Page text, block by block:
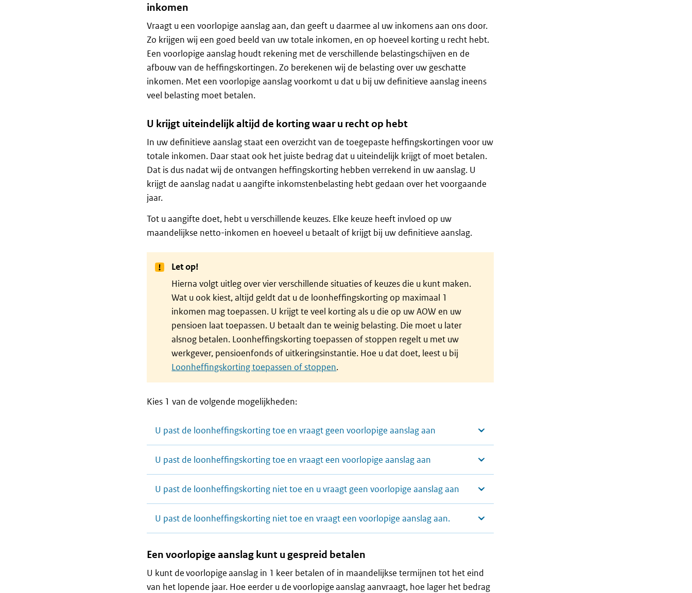
inkomen
Vraagt u een voorlopige aanslag aan, dan geeft u daarmee al uw inkomens aan ons door.
Zo krijgen wij een goed beeld van uw totale inkomen, en op hoeveel korting u recht hebt.
Een voorlopige aanslag houdt rekening met de verschillende belastingschijven en de
afbouw van de heffingskortingen. Zo berekenen wij de belasting over uw geschatte
inkomen. Met een voorlopige aanslag voorkomt u dat u bij uw definitieve aanslag ineens
veel belasting moet betalen.
U krijgt uiteindelijk altijd de korting waar u recht op hebt
In uw definitieve aanslag staat een overzicht van de toegepaste heffingskortingen voor uw
totale inkomen. Daar staat ook het juiste bedrag dat u uiteindelijk krijgt of moet betalen.
Dat is dus nadat wij de ontvangen heffingskorting hebben verrekend in uw aanslag. U
krijgt de aanslag nadat u aangifte inkomstenbelasting hebt gedaan over het voorgaande
jaar.
Tot u aangifte doet, hebt u verschillende keuzes. Elke keuze heeft invloed op uw
maandelijkse netto-inkomen en hoeveel u betaalt of krijgt bij uw definitieve aanslag.
Let op!
Hierna volgt uitleg over vier verschillende situaties of keuzes die u kunt maken.
Wat u ook kiest, altijd geldt dat u de loonheffingskorting op maximaal 1
inkomen mag toepassen. U krijgt te veel korting als u die op uw AOW en uw
pensioen laat toepassen. U betaalt dan te weinig belasting. Die moet u later
alsnog betalen. Loonheffingskorting toepassen of stoppen regelt u met uw
werkgever, pensioenfonds of uitkeringsinstantie. Hoe u dat doet, leest u bij
Loonheffingskorting toepassen of stoppen.
Kies 1 van de volgende mogelijkheden:
U past de loonheffingskorting toe en vraagt geen voorlopige aanslag aan
U past de loonheffingskorting toe en vraagt een voorlopige aanslag aan
U past de loonheffingskorting niet toe en u vraagt geen voorlopige aanslag aan
U past de loonheffingskorting niet toe en vraagt een voorlopige aanslag aan.
Een voorlopige aanslag kunt u gespreid betalen
U kunt de voorlopige aanslag in 1 keer betalen of in maandelijkse termijnen tot het eind
van het lopende jaar. Hoe eerder u de voorlopige aanslag aanvraagt, hoe lager het bedrag